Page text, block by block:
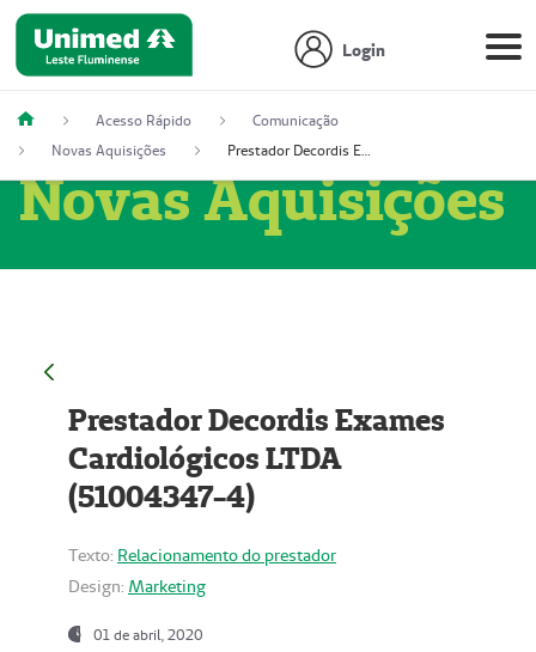
Login
Acesso Rápido
Comunicação
Novas Aquisições
Prestador Decordis Exames Cardiológicos LTDA (51004347-4)
Novas Aquisições
Prestador Decordis Exames
Cardiológicos LTDA
(51004347-4)
Texto: Relacionamento do prestador
Design: Marketing
01 de abril, 2020